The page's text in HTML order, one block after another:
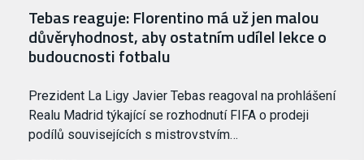
Tebas reaguje: Florentino má už jen malou
důvěryhodnost, aby ostatním udílel lekce o
budoucnosti fotbalu
Prezident La Ligy Javier Tebas reagoval na prohlášení
Realu Madrid týkající se rozhodnutí FIFA o prodeji
podílů souvisejících s mistrovstvím…